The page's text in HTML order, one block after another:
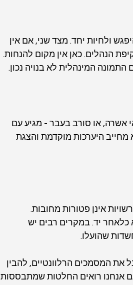
ולחיות יחד. מצד שני, אם אין
הנהלים. כאן אין מקום להנחות.
המינהלית לא בנויה נכון.
אשרה, או סורב בעבר - מגיע עם
היערכות מוקדמת והצגת
אינן פטורות מחובות.
יד. במקרים רבים יש
שהועלו.
המסמכים הרלוונטיים, להבין
אנחנו רואים החלטות שמתבססות